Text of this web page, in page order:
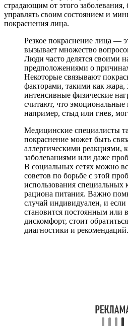
страдающим от этого заболевания,
управлять своим состоянием и
покраснения лица.
Резкое покраснение лица —
вызывает множество
Люди часто делятся своими
предположениями о
Некоторые связывают
факторами, такими как жара,
интенсивные физические
считают, что эмоциональные
например, стыд или гнев,
Медицинские специалисты
покраснение может быть
аллергическими реакциями,
заболеваниями или даже
В социальных сетях можно
советов по борьбе с этой
использования специальных
рациона питания. Важно
случай индивидуален, и
становится постоянным или
дискомфорт, стоит
диагностики и рекомендаций.